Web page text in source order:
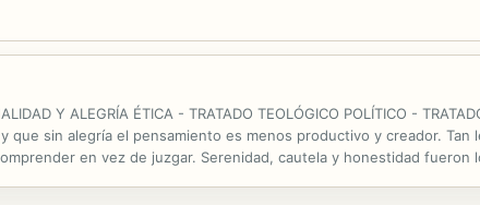
Y ALEGRÍA ÉTICA - TRATADO TEOLÓGICO POLÍTICO -
que sin alegría el pensamiento es menos productivo y creador. Tan
en vez de juzgar. Serenidad, cautela y honestidad fueron